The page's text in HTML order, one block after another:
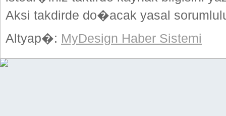
Aksi takdirde do�acak yasal
Altyap�: MyDesign Haber Sistemi